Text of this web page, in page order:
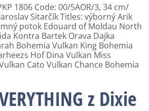
1806 Code: 00/5AOR/3, 34 cm/
Sitarčík Titles: výborný Arik
potok Edouard of Moldau North
Kontra Bartek Orava Dajka
Bohemia Vulkan King Bohemia
Hof Dina Vulkan Miss
Cato Vulkan Chance Bohemia
z Dixie